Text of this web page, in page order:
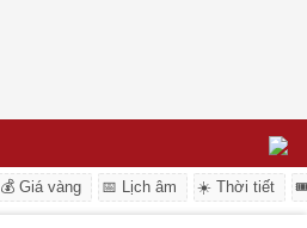
💰 Giá vàng 📅 Lịch âm ☀️ Thời tiết